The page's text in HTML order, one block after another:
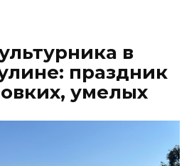
в
праздник
умелых